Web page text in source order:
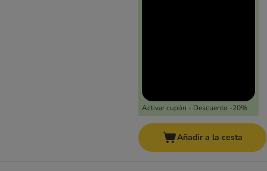
Activar cupón - Descuento -20%
Añadir a la cesta